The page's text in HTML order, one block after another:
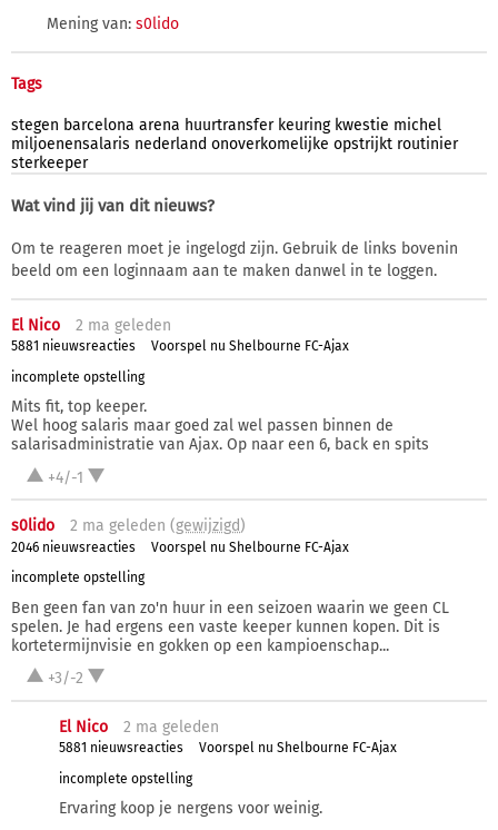
Mening van: s0lido
Tags
stegen barcelona arena huurtransfer keuring kwestie michel
miljoenensalaris nederland onoverkomelijke opstrijkt routinier
sterkeeper
Wat vind jij van dit nieuws?
Om te reageren moet je ingelogd zijn. Gebruik de links bovenin
beeld om een loginnaam aan te maken danwel in te loggen.
El Nico 2 ma geleden
5881 nieuwsreacties
Voorspel nu Shelbourne FC-Ajax
incomplete opstelling
Mits fit, top keeper.
Wel hoog salaris maar goed zal wel passen binnen de
salarisadministratie van Ajax. Op naar een 6, back en spits
+4/-1
s0lido 2 ma geleden (gewijzigd)
2046 nieuwsreacties
Voorspel nu Shelbourne FC-Ajax
incomplete opstelling
Ben geen fan van zo'n huur in een seizoen waarin we geen CL
spelen. Je had ergens een vaste keeper kunnen kopen. Dit is
kortetermijnvisie en gokken op een kampioenschap...
+3/-2
El Nico 2 ma geleden
5881 nieuwsreacties
Voorspel nu Shelbourne FC-Ajax
incomplete opstelling
Ervaring koop je nergens voor weinig.